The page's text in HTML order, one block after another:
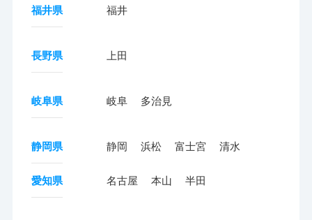
福井県 福井
長野県 上田
岐阜県 岐阜 多治見
静岡県 静岡 浜松 富士宮 清水
愛知県 名古屋 本山 半田